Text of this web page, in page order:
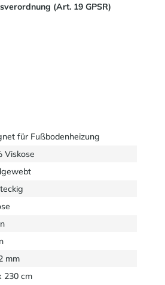
(Art. 19 GPSR)
für Fußbodenheizung
Viskose
mm
230 cm